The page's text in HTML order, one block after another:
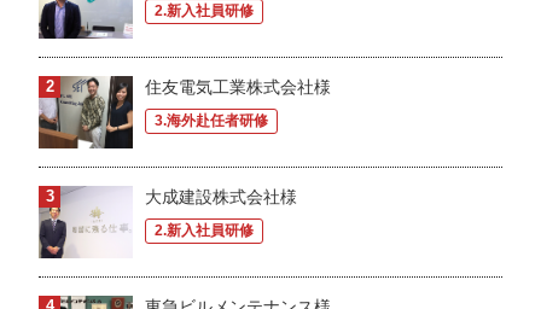
2.新入社員研修
住友電気工業株式会社様
3.海外赴任者研修
大成建設株式会社様
2.新入社員研修